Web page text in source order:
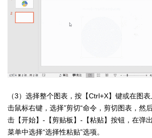
（3）选择整个图表，按【Ctrl+X】键或在图
击鼠标右键，选择”剪切“命令，剪切图表，然
击【开始】-【剪贴板】-【粘贴】按钮，在弹
菜单中选择“选择性粘贴”选项。